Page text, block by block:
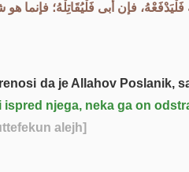
فإن أبى فَلْيُقَاتِلْهُ؛ فإنما
da je Allahov Poslanik,
njega, neka ga on
alejh]